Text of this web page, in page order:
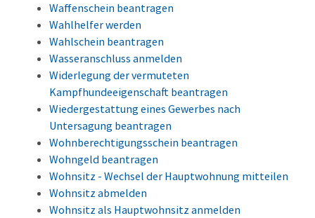
Waffenschein beantragen
Wahlhelfer werden
Wahlschein beantragen
Wasseranschluss anmelden
Widerlegung der vermuteten
Kampfhundeeigenschaft beantragen
Wiedergestattung eines Gewerbes nach
Untersagung beantragen
Wohnberechtigungsschein beantragen
Wohngeld beantragen
Wohnsitz - Wechsel der Hauptwohnung mitteilen
Wohnsitz abmelden
Wohnsitz als Hauptwohnsitz anmelden